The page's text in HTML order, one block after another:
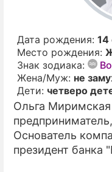
Дата рождения: 14
Место рождения:
Знак зодиака:
Жена/Муж: не
Дети: четверо
Ольга
Основатель
президент банка